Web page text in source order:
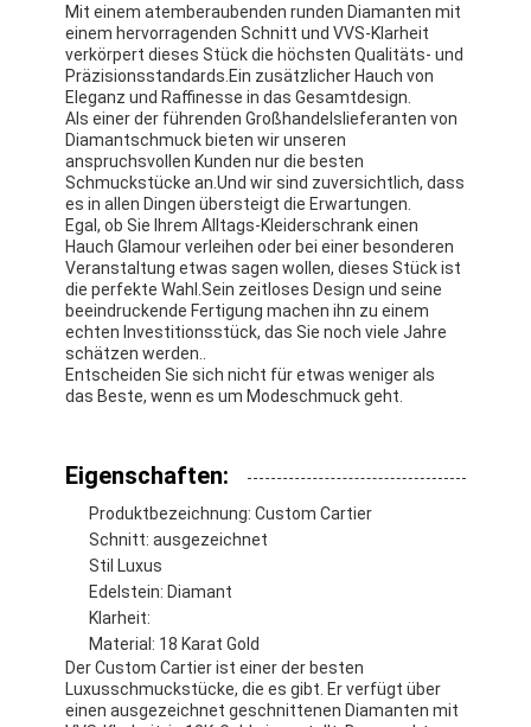
Mit einem atemberaubenden runden Diamanten mit
einem hervorragenden Schnitt und VVS-Klarheit
verkörpert dieses Stück die höchsten Qualitäts- und
Präzisionsstandards.Ein zusätzlicher Hauch von
Eleganz und Raffinesse in das Gesamtdesign.
Als einer der führenden Großhandelslieferanten von
Diamantschmuck bieten wir unseren
anspruchsvollen Kunden nur die besten
Schmuckstücke an.Und wir sind zuversichtlich, dass
es in allen Dingen übersteigt die Erwartungen.
Egal, ob Sie Ihrem Alltags-Kleiderschrank einen
Hauch Glamour verleihen oder bei einer besonderen
Veranstaltung etwas sagen wollen, dieses Stück ist
die perfekte Wahl.Sein zeitloses Design und seine
beeindruckende Fertigung machen ihn zu einem
echten Investitionsstück, das Sie noch viele Jahre
schätzen werden..
Entscheiden Sie sich nicht für etwas weniger als
das Beste, wenn es um Modeschmuck geht.
Eigenschaften:
Produktbezeichnung: Custom Cartier
Schnitt: ausgezeichnet
Stil Luxus
Edelstein: Diamant
Klarheit:
Material: 18 Karat Gold
Der Custom Cartier ist einer der besten
Luxusschmuckstücke, die es gibt. Er verfügt über
einen ausgezeichnet geschnittenen Diamanten mit